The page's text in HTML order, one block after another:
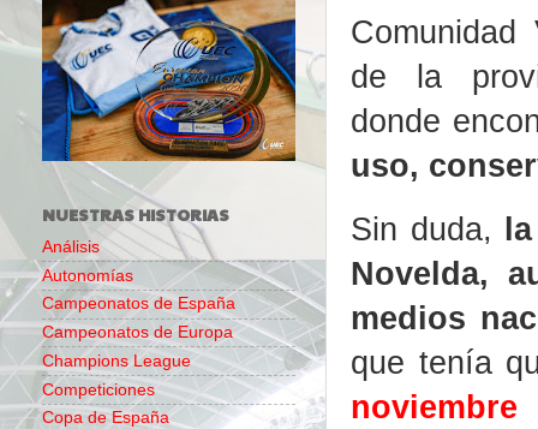
Comunidad
de la
donde
uso,
Sin duda,
Novelda,
medios
que tenía
NUESTRAS HISTORIAS
Análisis
Autonomías
Campeonatos de España
Campeonatos de Europa
Champions League
Competiciones
Copa de España